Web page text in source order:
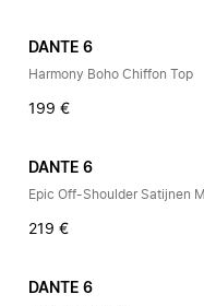
DANTE 6
Harmony Boho Chiffon Top
199 €
DANTE 6
Epic Off-Shoulder Satijnen
219 €
DANTE 6